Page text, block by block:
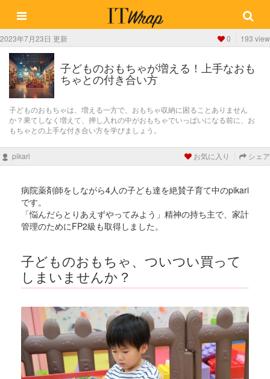
2023年7月23日 更新 0 193 view
子どものおもちゃが増える！上手なおも
ちゃとの付き合い方
子どものおもちゃは、増える一方で、おもちゃ収納に困ることありません
か？果てしなく増えて、押し入れの中がおもちゃでいっぱいになる前に、お
もちゃとの上手な付き合い方を学びましょう。
pikari お気に入り シェア
病院薬剤師をしながら4人の子ども達を絶賛子育て中のpikari
です。
「悩んだらとりあえずやってみよう」精神の持ち主で、家計
管理のためにFP2級も取得しました。
子どものおもちゃ、ついつい買って
しまいませんか？